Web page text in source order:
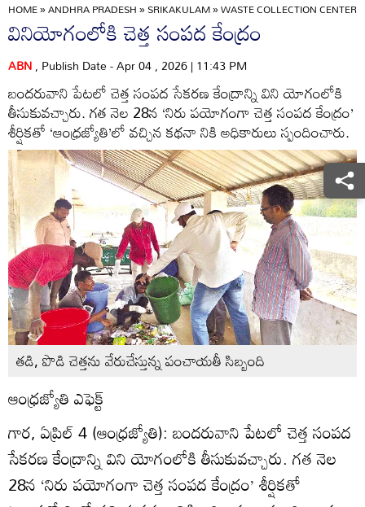
HOME»ANDHRA PRADESH»SRIKAKULAM»WASTE COLLECTION CENTER
వినియోగంలోకి చెత్త సంపద కేంద్రం
ABN, Publish Date - Apr 04 , 2026 | 11:43 PM
బందరువాని పేటలో చెత్త సంపద సేకరణ కేంద్రాన్ని విని యోగంలోకి
తీసుకువచ్చారు. గత నెల 28న ‘నిరు పయోగంగా చెత్త సంపద కేంద్రం’
శీర్షికతో ‘ఆంధ్రజ్యోతి’లో వచ్చిన కథనా నికి అధికారులు స్పందించారు.
తడి, పొడి చెత్తను వేరుచేస్తున్న పంచాయతీ సిబ్బంది
ఆంధ్రజ్యోతి ఎఫెక్ట్‌
గార, ఏప్రిల్‌ 4 (ఆంధ్రజ్యోతి): బందరువాని పేటలో చెత్త సంపద
సేకరణ కేంద్రాన్ని విని యోగంలోకి తీసుకువచ్చారు. గత నెల
28న ‘నిరు పయోగంగా చెత్త సంపద కేంద్రం’ శీర్షికతో